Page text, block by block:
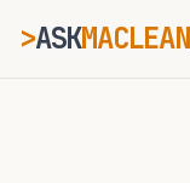
>ASKMACLEAN